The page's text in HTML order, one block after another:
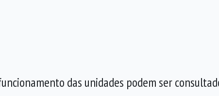
das unidades podem ser